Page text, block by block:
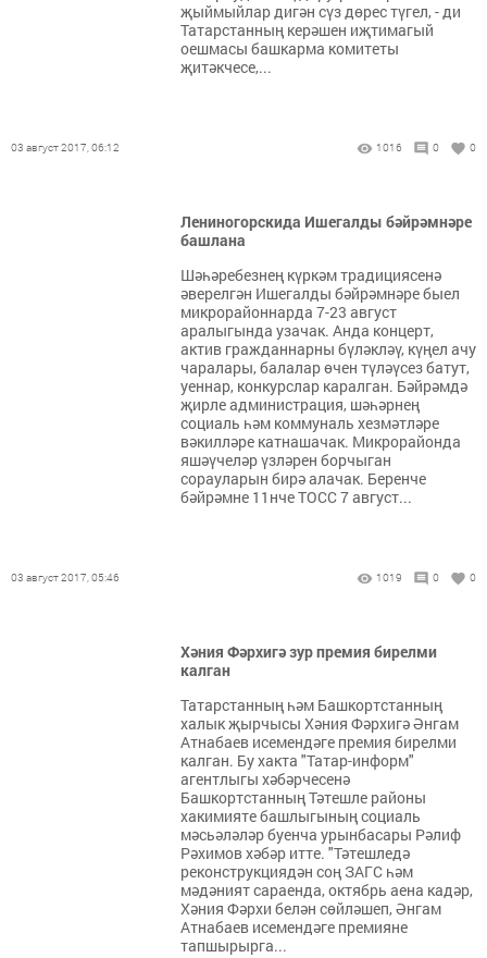
җыймыйлар дигән сүз дөрес түгел, - ди
Татарстанның керәшен иҗтимагый
оешмасы башкарма комитеты
җитәкчесе,...
03 август 2017, 06:12 1016 0 0
Лениногорскида Ишегалды бәйрәмнәре
башлана
Шәһәребезнең күркәм традициясенә
әверелгән Ишегалды бәйрәмнәре быел
микрорайоннарда 7-23 август
аралыгында узачак. Анда концерт,
актив гражданнарны бүләкләү, күңел ачу
чаралары, балалар өчен түләүсез батут,
уеннар, конкурслар каралган. Бәйрәмдә
җирле администрация, шәһәрнең
социаль һәм коммуналь хезмәтләре
вәкилләре катнашачак. Микрорайонда
яшәүчеләр үзләрен борчыган
сорауларын бирә алачак. Беренче
бәйрәмне 11нче ТОСС 7 август...
03 август 2017, 05:46 1019 0 0
Хәния Фәрхигә зур премия бирелми
калган
Татарстанның һәм Башкортстанның
халык җырчысы Хәния Фәрхигә Әнгам
Атнабаев исемендәге премия бирелми
калган. Бу хакта "Татар-информ"
агентлыгы хәбәрчесенә
Башкортстанның Тәтешле районы
хакимияте башлыгының социаль
мәсьәләләр буенча урынбасары Рәлиф
Рәхимов хәбәр итте. "Тәтешледә
реконструкциядән соң ЗАГС һәм
мәдәният сараенда, октябрь аена кадәр,
Хәния Фәрхи белән сөйләшеп, Әнгам
Атнабаев исемендәге премияне
тапшырырга...